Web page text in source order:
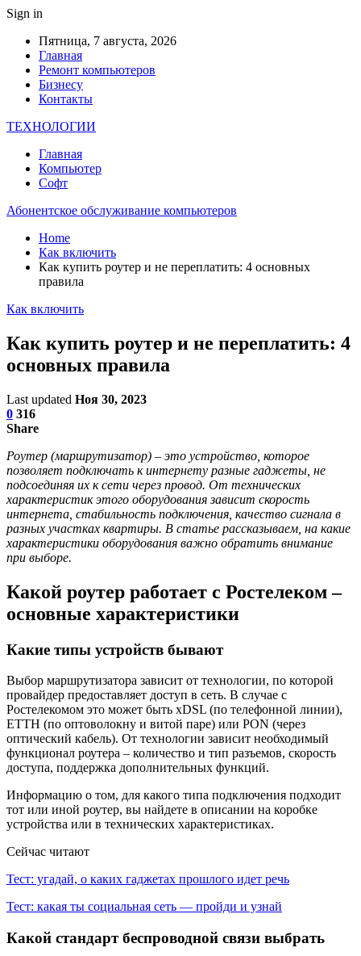
Sign in
Пятница, 7 августа, 2026
Главная
Ремонт компьютеров
Бизнесу
Контакты
ТЕХНОЛОГИИ
Главная
Компьютер
Софт
Абонентское обслуживание компьютеров
Home
Как включить
Как купить роутер и не переплатить: 4 основных
правила
Как включить
Как купить роутер и не переплатить: 4
основных правила
Last updated Ноя 30, 2023
0 316
Share
Роутер (маршрутизатор) – это устройство, которое
позволяет подключать к интернету разные гаджеты, не
подсоединяя их к сети через провод. От технических
характеристик этого оборудования зависит скорость
интернета, стабильность подключения, качество сигнала в
разных участках квартиры. В статье рассказываем, на какие
характеристики оборудования важно обратить внимание
при выборе.
Какой роутер работает с Ростелеком –
основные характеристики
Какие типы устройств бывают
Выбор маршрутизатора зависит от технологии, по которой
провайдер предоставляет доступ в сеть. В случае с
Ростелекомом это может быть хDSL (по телефонной линии),
ETTH (по оптоволокну и витой паре) или PON (через
оптический кабель). От технологии зависит необходимый
функционал роутера – количество и тип разъемов, скорость
доступа, поддержка дополнительных функций.
Информацию о том, для какого типа подключения подходит
тот или иной роутер, вы найдете в описании на коробке
устройства или в технических характеристиках.
Сейчас читают
Тест: угадай, о каких гаджетах прошлого идет речь
Тест: какая ты социальная сеть — пройди и узнай
Какой стандарт беспроводной связи выбрать